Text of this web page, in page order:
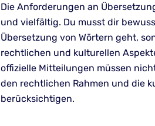
Die Anforderungen an
und vielfältig. Du musst dir
Übersetzung von Wörtern geht,
rechtlichen und kulturellen
offizielle Mitteilungen müssen
den rechtlichen Rahmen und die
berücksichtigen.